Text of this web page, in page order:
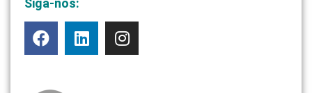
Siga-nos: